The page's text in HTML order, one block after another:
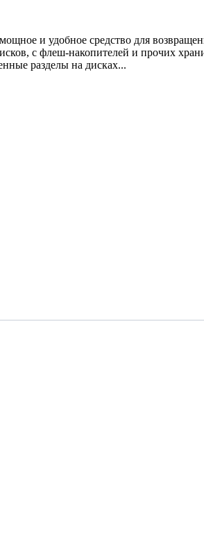
и удобное средство для
с флеш-накопителей и прочих
разделы на дисках...